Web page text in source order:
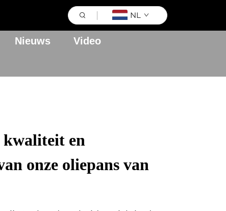
NL
Nieuws Video
kwaliteit en
onze oliepans van